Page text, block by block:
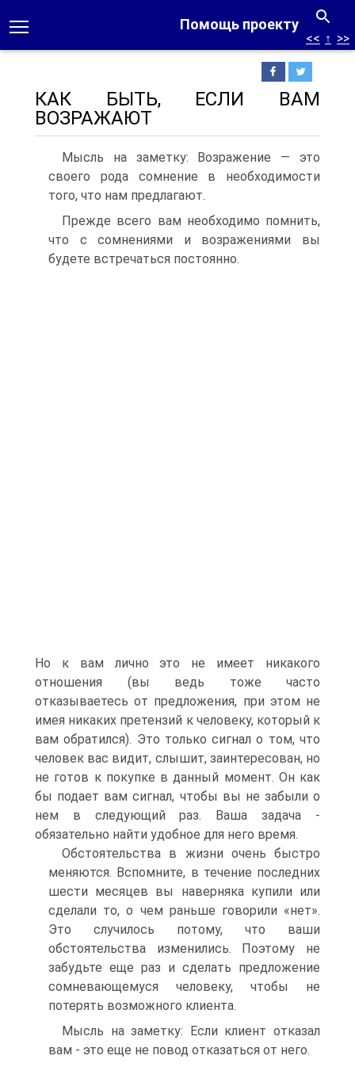
Помощь проекту
<< ↑ >>
КАК БЫТЬ, ЕСЛИ ВАМ
ВОЗРАЖАЮТ
Мысль на заметку: Возражение — это
своего рода сомнение в необходимости
того, что нам предлагают.
Прежде всего вам необходимо помнить,
что с сомнениями и возражениями вы
будете встречаться постоянно.
Но к вам лично это не имеет никакого
отношения (вы ведь тоже часто
отказываетесь от предложения, при этом не
имея никаких претензий к человеку, который к
вам обратился). Это только сигнал о том, что
человек вас видит, слышит, заинтересован, но
не готов к покупке в данный момент. Он как
бы подает вам сигнал, чтобы вы не забыли о
нем в следующий раз. Ваша задача -
обязательно найти удобное для него время.
Обстоятельства в жизни очень быстро
меняются. Вспомните, в течение последних
шести месяцев вы наверняка купили или
сделали то, о чем раньше говорили «нет».
Это случилось потому, что ваши
обстоятельства изменились. Поэтому не
забудьте еще раз и сделать предложение
сомневающемуся человеку, чтобы не
потерять возможного клиента.
Мысль на заметку: Если клиент отказал
вам - это еще не повод отказаться от него.